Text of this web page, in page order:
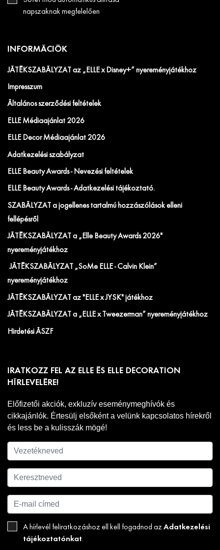
napszaknak megfelelően
INFORMÁCIÓK
JÁTÉKSZABÁLYZAT az „ELLE x Disney+” nyereményjátékhoz
Impresszum
Általános szerződési feltételek
ELLE Médiaajánlat 2026
ELLE Decor Médiaajánlat 2026
Adatkezelési szabályzat
ELLE Beauty Awards - Nevezési feltételek
ELLE Beauty Awards - Adatkezelési tájékoztató.
SZABÁLYZAT a jogellenes tartalmú hozzászólások elleni
fellépésről
JÁTÉKSZABÁLYZAT a „Elle Beauty Awards 2026"
nyereményjátékhoz
JÁTÉKSZABÁLYZAT „SoMe ELLE - Calvin Klein”
nyereményjátékhoz
JÁTÉKSZABÁLYZAT az "ELLE x JYSK" játékhoz
JÁTÉKSZABÁLYZAT a „ELLE x Tweezerman” nyereményjátékhoz
Hirdetési ÁSZF
IRATKOZZ FEL AZ ELLE ÉS ELLE DECORATION
HÍRLEVELÉRE!
Előfizetői akciók, exkluzív eseménymeghívók és
cikkajánlók. Értesülj elsőként a velünk kapcsolatos hírekről
és less be a kulisszák mögé!
A hírlevél feliratkozáshoz ell kell fogadnod az Adatkezelési
tájékoztatónkat.